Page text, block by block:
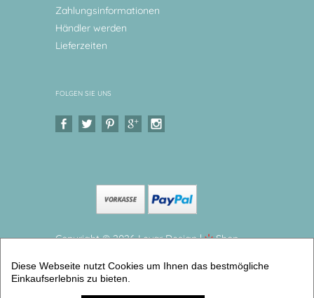
Zahlungsinformationen
Händler werden
Lieferzeiten
FOLGEN SIE UNS
Copyright © 2026 Levar Design |
Shop
Kinderbecher mit Henkel, Anker Henkelbecher groß,
325 ml, Ø 9,7 cm, Höhe 10 cm (Henkelbecher) |
Diese Webseite nutzt Cookies um Ihnen das bestmögliche
Einkaufserlebnis zu bieten.